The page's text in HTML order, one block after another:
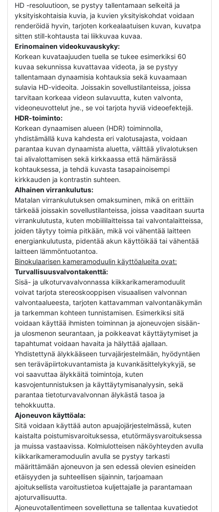
HD -resoluutioon, se pystyy tallentamaan selkeitä ja
yksityiskohtaisia kuvia, ja kuvien yksityiskohdat voidaan
renderöidä hyvin, tarjoten korkealaatuisen kuvan, kuvatpa
sitten still-kohtausta tai liikkuvaa kuvaa.
Erinomainen videokuvauskyky:
Korkean kuvataajuuden tuella se tukee esimerkiksi 60
kuvaa sekunnissa kuvattavaa videota, ja se pystyy
tallentamaan dynaamisia kohtauksia sekä kuvaamaan
sulavia HD-videoita. Joissakin sovellustilanteissa, joissa
tarvitaan korkeaa videon sulavuutta, kuten valvonta,
videoneuvottelut jne., se voi tarjota hyviä videoefektejä.
HDR-toiminto:
Korkean dynaamisen alueen (HDR) toiminnolla,
yhdistämällä kuva kahdesta eri valotusajasta, voidaan
parantaa kuvan dynaamista aluetta, välttää ylivalotuksen
tai alivalottamisen sekä kirkkaassa että hämärässä
kohtauksessa, ja tehdä kuvasta tasapainoisempi
kirkkauden ja kontrastin suhteen.
Alhainen virrankulutus:
Matalan virrankulutuksen omaksuminen, mikä on erittäin
tärkeää joissakin sovellustilanteissa, joissa vaaditaan suurta
virrankulutusta, kuten mobiililaitteissa tai valvontalaitteissa,
joiden täytyy toimia pitkään, mikä voi vähentää laitteen
energiankulutusta, pidentää akun käyttöikää tai vähentää
laitteen lämmöntuotantoa.
Binokulaarisen kameramoduulin käyttöalueita ovat:
Turvallisuusvalvontakenttä:
Sisä- ja ulkoturvavalvonnassa kiikkarikameramoduulit
voivat tarjota stereoskooppisen visuaalisen valvonnan
valvontaalueesta, tarjoten kattavamman valvontanäkymän
ja tarkemman kohteen tunnistamisen. Esimerkiksi sitä
voidaan käyttää ihmisten toiminnan ja ajoneuvojen sisään-
ja ulosmenon seurantaan, ja poikkeavat käyttäytymiset ja
tapahtumat voidaan havaita ja hälyttää ajallaan.
Yhdistettynä älykkääseen turvajärjestelmään, hyödyntäen
sen teräväpiirtokuvantamista ja kuvankäsittelykykyjä, se
voi saavuttaa älykkäitä toimintoja, kuten
kasvojentunnistuksen ja käyttäytymisanalyysin, sekä
parantaa tietoturvavalvonnan älykästä tasoa ja
tehokkuutta.
Ajoneuvon käyttöala:
Sitä voidaan käyttää auton apuajojärjestelmässä, kuten
kaistalta poistumisvaroituksessa, etutörmäysvaroituksessa
ja muissa vastaavissa. Kolmiulotteisen näköyhteyden avulla
kiikkarikameramoduulin avulla se pystyy tarkasti
määrittämään ajoneuvon ja sen edessä olevien esineiden
etäisyyden ja suhteellisen sijainnin, tarjoamaan
ajoituksellista varoitustietoa kuljettajalle ja parantamaan
ajoturvallisuutta.
Ajoneuvotallentimeen sovellettuna se tallentaa kuvatiedot